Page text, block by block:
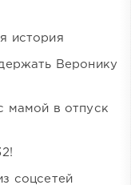
история
Веронику
мамой в отпуск
соцсетей